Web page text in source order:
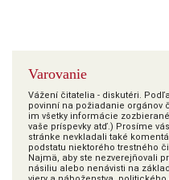
Varovanie
Vážení čitatelia - diskutéri.
povinní na požiadanie orgánov
im všetky informácie
vaše príspevky atď.) Prosíme
stránke nevkladali také
podstatu niektorého trestného
Najmä, aby ste nezverejňovali
násiliu alebo nenávisti na